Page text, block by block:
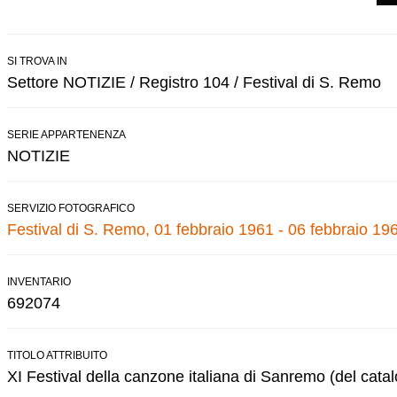
SI TROVA IN
Settore NOTIZIE / Registro 104 / Festival di S. Remo
SERIE APPARTENENZA
NOTIZIE
SERVIZIO FOTOGRAFICO
Festival di S. Remo, 01 febbraio 1961 - 06 febbraio
INVENTARIO
692074
TITOLO ATTRIBUITO
XI Festival della canzone italiana di Sanremo (del